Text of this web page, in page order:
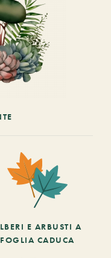
E ARBUSTI A
FOGLIA CADUCA